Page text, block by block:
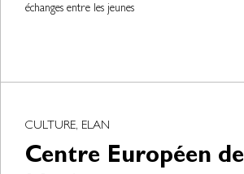
échanges entre les jeunes
CULTURE, ELAN
Centre Européen de